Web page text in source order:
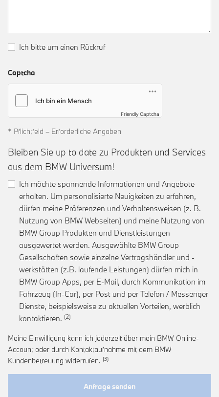
Ich bitte um einen Rückruf
Captcha
Friendly Captcha
* Pflichtfeld – Erforderliche Angaben
Bleiben Sie up to date zu Produkten und Services
aus dem BMW Universum!
Ich möchte spannende Informationen und Angebote
erhalten. Um personalisierte Neuigkeiten zu erfahren,
dürfen meine Präferenzen und Verhaltensweisen (z. B.
Nutzung von BMW Webseiten) und meine Nutzung von
BMW Group Produkten und Dienstleistungen
ausgewertet werden. Ausgewählte BMW Group
Gesellschaften sowie einzelne Vertragshändler und -
werkstätten (z.B. laufende Leistungen) dürfen mich in
BMW Group Apps, per E-Mail, durch Kommunikation im
Fahrzeug (In-Car), per Post und per Telefon / Messenger
Dienste, beispielsweise zu aktuellen Vorteilen, werblich
kontaktieren. Link zur Fußnote: Einwilligung zur
Meine Einwilligung kann ich jederzeit über mein BMW Online-
Account oder durch Kontaktaufnahme mit dem BMW
Kundenbetreuung widerrufen. Link zur Fußnote: Widerruf der
Anfrage senden